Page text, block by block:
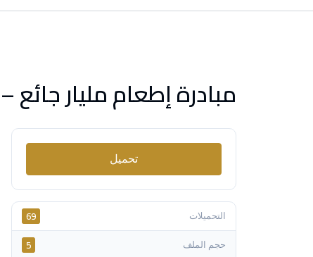
مبادرة إطعام مليار جائع
تحميل
التحميلات 69
حجم الملف 5